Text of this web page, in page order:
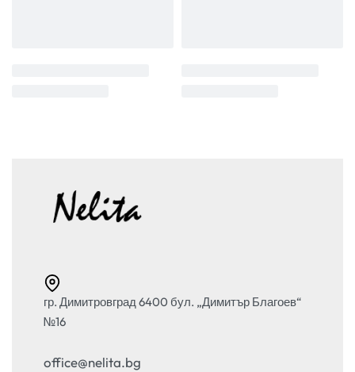
гр. Димитровград 6400 бул. „Димитър Благоев“
№16
office@nelita.bg